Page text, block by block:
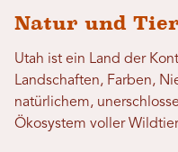
Natur und
Utah ist ein Land der
Landschaften, Farben,
natürlichem,
Ökosystem voller